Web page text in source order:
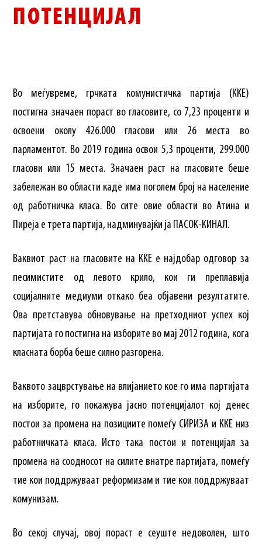
ПОТЕНЦИЈАЛ
Во меѓувреме, грчката комунистичка партија (ККЕ)
постигна значаен пораст во гласовите, со 7,23 проценти и
освоени околу 426.000 гласови или 26 места во
парламентот. Во 2019 година освои 5,3 проценти, 299.000
гласови или 15 места. Значаен раст на гласовите беше
забележан во области каде има поголем број на население
од работничка класа. Во сите овие области во Атина и
Пиреја е трета партија, надминувајќи ја ПАСОК-КИНАЛ.
Ваквиот раст на гласовите на ККЕ е најдобар одговор за
песимистите од левото крило, кои ги преплавија
социјалните медиуми откако беа објавени резултатите.
Ова претставува обновување на претходниот успех кој
партијата го постигна на изборите во мај 2012 година, кога
класната борба беше силно разгорена.
Ваквото зацврстување на влијанието кое го има партијата
на изборите, го покажува јасно потенцијалот кој денес
постои за промена на позициите помеѓу СИРИЗА и ККЕ низ
работничката класа. Исто така постои и потенцијал за
промена на соодносот на силите внатре партијата, помеѓу
тие кои поддржуваат реформизам и тие кои поддржуваат
комунизам.
Во секој случај, овој пораст е сеуште недоволен, што